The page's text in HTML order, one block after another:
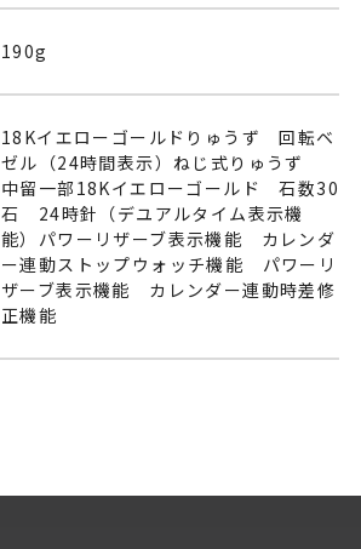
190g
18Kイエローゴールドりゅうず 回転ベ
ゼル（24時間表示）ねじ式りゅうず
中留一部18Kイエローゴールド 石数30
石 24時針（デユアルタイム表示機
能）パワーリザーブ表示機能 カレンダ
ー連動ストップウォッチ機能 パワーリ
ザーブ表示機能 カレンダー連動時差修
正機能